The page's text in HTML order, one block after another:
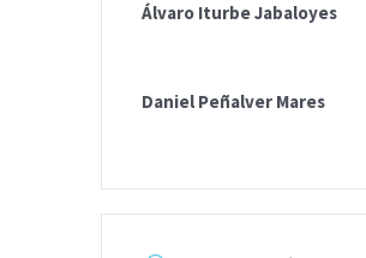
Álvaro Iturbe Jabaloyes
Daniel Peñalver Mares